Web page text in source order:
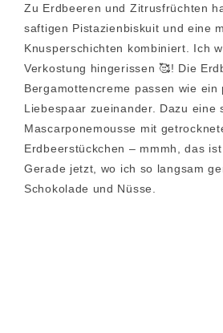
Zu Erdbeeren und Zitrusfrüchten
saftigen Pistazienbiskuit und eine
Knusperschichten kombiniert. Ich
Verkostung hingerissen 🥰! Die
Bergamottencreme passen wie ein
Liebespaar zueinander. Dazu eine
Mascarponemousse mit
Erdbeerstückchen – mmmh, das
Gerade jetzt, wo ich so langsam
Schokolade und Nüsse.